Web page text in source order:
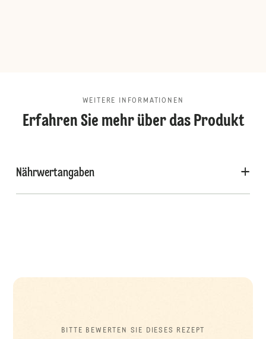
WEITERE INFORMATIONEN
Erfahren Sie mehr über das Produkt
Nährwertangaben
BITTE BEWERTEN SIE DIESES REZEPT